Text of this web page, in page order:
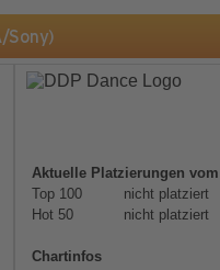
Service zu laden!
Wir verwenden Spotify,
um Inhalte einzubetten.
Bitte lesen Sie die Details
durch und stimmen Sie
der Nutzung des Service
zu, um diese Inhalte
Sony)
Aktuelle Platzierungen vom
Top 100
nicht platziert
Hot 50
nicht platziert
Chartinfos